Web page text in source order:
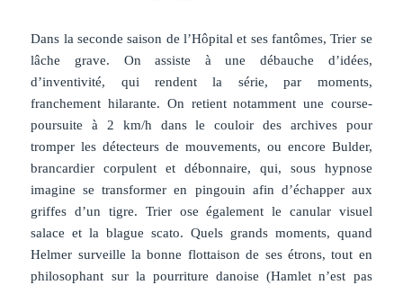
Dans la seconde saison de l’Hôpital et ses fantômes, Trier se
lâche grave. On assiste à une débauche d’idées,
d’inventivité, qui rendent la série, par moments,
franchement hilarante. On retient notamment une course-
poursuite à 2 km/h dans le couloir des archives pour
tromper les détecteurs de mouvements, ou encore Bulder,
brancardier corpulent et débonnaire, qui, sous hypnose
imagine se transformer en pingouin afin d’échapper aux
griffes d’un tigre. Trier ose également le canular visuel
salace et la blague scato. Quels grands moments, quand
Helmer surveille la bonne flottaison de ses étrons, tout en
philosophant sur la pourriture danoise (Hamlet n’est pas